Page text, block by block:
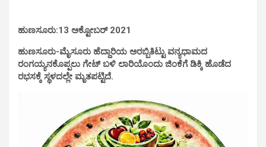
s
A
p
b
o
o
er
n
ಹುಣಸೂರು:13 ಅಕ್ಟೋಬರ್ 2021
ಹುಣಸೂರು-ಮೈಸೂರು ಹೆದ್ದಾರಿಯ ಅರಬ್ಬಿತಿಟ್ಟು ವನ್ಯಧಾಮದ
ರಂಗಯ್ಯನಕೊಪ್ಪಲು ಗೇಟ್ ಬಳಿ ಲಾರಿಯೊಂದು ಜಿಂಕೆಗೆ ಡಿಕ್ಕಿ ಹೊಡೆದ
ರಭಸಕ್ಕೆ ಸ್ಥಳದಲ್ಲೇ ಮೃತಪಟ್ಟಿದೆ.